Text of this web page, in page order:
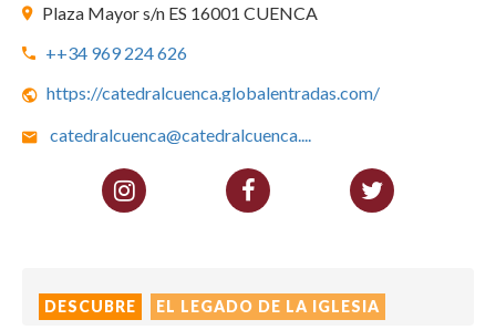
Plaza Mayor s/n ES 16001 CUENCA
++34 969 224 626
https://catedralcuenca.globalentradas.com/
catedralcuenca@catedralcuenca....
DESCUBRE EL LEGADO DE LA IGLESIA